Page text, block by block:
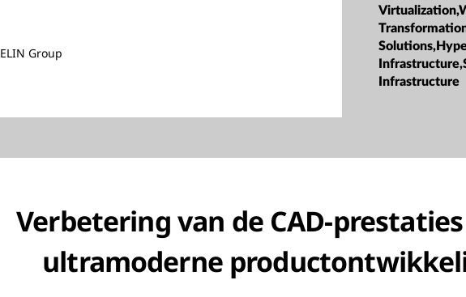
Group
Infrastructure
Verbetering van de CAD-
ultramoderne